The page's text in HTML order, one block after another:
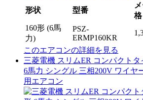
形状 型番
格
160形 (6馬
力)
PSZ-
ERMP160KR
このエアコンの詳細を見る
三菱電機 スリムER コンパクト
6馬力 シングル 三相200V ワイヤ
用エアコン